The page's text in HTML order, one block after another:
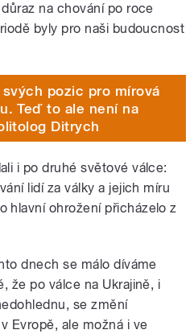
na chování po roce
byly pro naši budoucnost
pozic pro mírová
Teď to ale není na
Ditrych
i po druhé světové válce:
lidí za války a jejich míru
hlavní ohrožení přicházelo z
dnech se málo díváme
že po válce na Ukrajině, i
se změní
Evropě, ale možná i ve